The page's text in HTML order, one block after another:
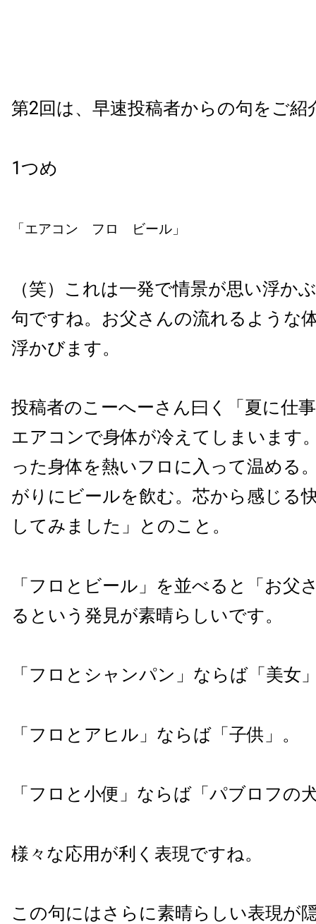
第2回は、早速投稿者からの句をご紹
1つめ
「エアコン フロ ビール」
（笑）これは一発で情景が思い浮か
句ですね。お父さんの流れるような
浮かびます。
投稿者のこーへーさん曰く「 夏に仕
エアコンで身体が冷えてしまいます
った身体を熱いフロに入って温める
がりにビールを飲む。 芯から感じる
してみました」
とのこと。
「フロとビール」を並べると「お父
るという発見が素晴らしいです。
「フロとシャンパン」ならば「美女
「フロとアヒル」ならば「子供」。
「フロと小便」ならば「パブロフの
様々な応用が利く表現ですね。
この句にはさらに素晴らしい表現が